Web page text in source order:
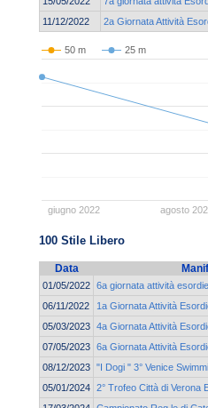
11/12/2022
2a Giornata Attività
50 m 25 m
giugno 2022 agosto
100 Stile Libero
Data
01/05/2022 6a giornata attività
06/11/2022
1a Giornata Attività
05/03/2023 4a Giornata Attività
07/05/2023 6a Giornata Attività
08/12/2023 "I Dogi " 3° Venice
05/01/2024 2° Trofeo Città di Verona